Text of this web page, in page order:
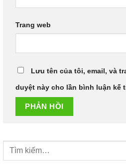
Trang web
Lưu tên của tôi, email, và
duyệt này cho lần bình luận kế
Tìm